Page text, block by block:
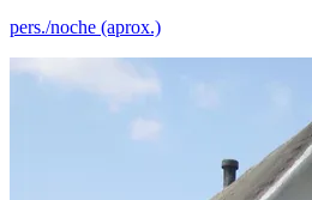
pers./noche (aprox.)